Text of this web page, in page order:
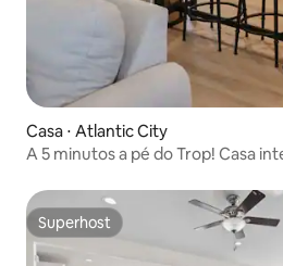
Casa ⋅ Atlantic City
A 5 minutos a pé do Trop! Casa
Superhost
Superhost